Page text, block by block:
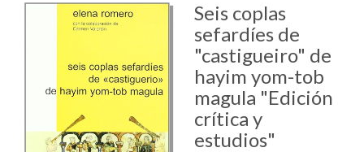
Seis coplas
sefardíes de
"castigueiro" de
hayim yom-tob
magula "Edición
crítica y
estudios"